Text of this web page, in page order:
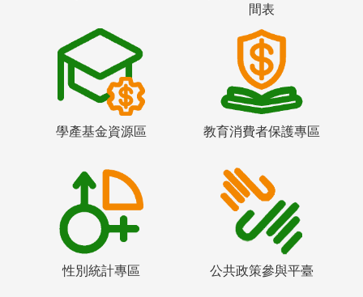
間表
學產基金資源區 教育消費者保護專區
性別統計專區 公共政策參與平臺